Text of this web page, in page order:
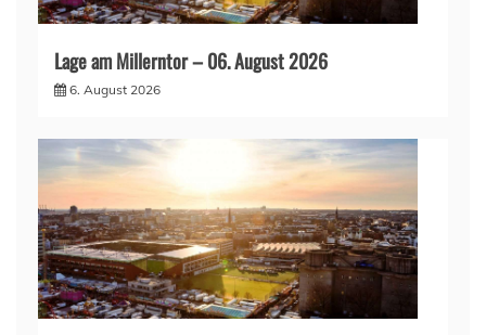
Lage am Millerntor – 06. August 2026
6. August 2026